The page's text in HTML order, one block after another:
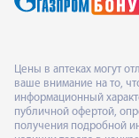
Цены в аптеках могут
ваше внимание на то,
информационный
публичной офертой,
получения подробной